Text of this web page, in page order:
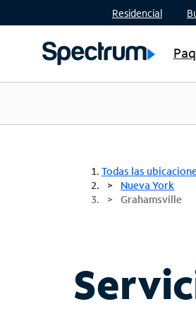
Residencial
Todas las
Nueva York
Grahamsville